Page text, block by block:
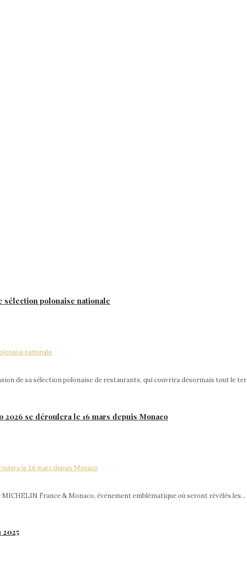
polonaise nationale
de sa sélection polonaise de restaurants, qui couvrira désormais tout le
se déroulera le 16 mars depuis Monaco
France & Monaco, événement emblématique où seront révélés les...